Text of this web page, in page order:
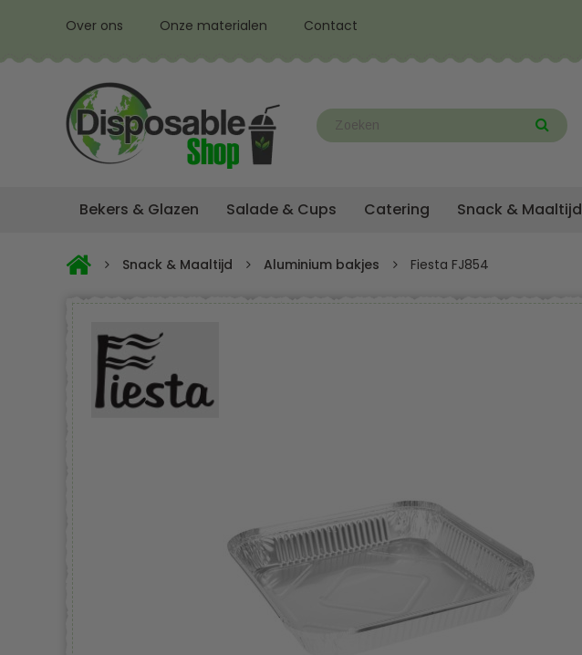
Over ons Onze materialen Contact
Bekers & Glazen Salade & Cups Catering Snack & Maaltijd
Snack & Maaltijd Aluminium bakjes Fiesta FJ854